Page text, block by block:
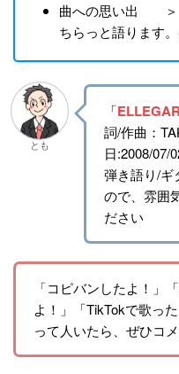
曲への思い出 ＞
ちらっと語ります
とも
「
詞/作曲：
日:2008/07/
弾き語り/ギ
ので、雰囲
ださい
「コピバンしたよ！」
よ！」「TikTokで歌った
って人いたら、ぜひコ